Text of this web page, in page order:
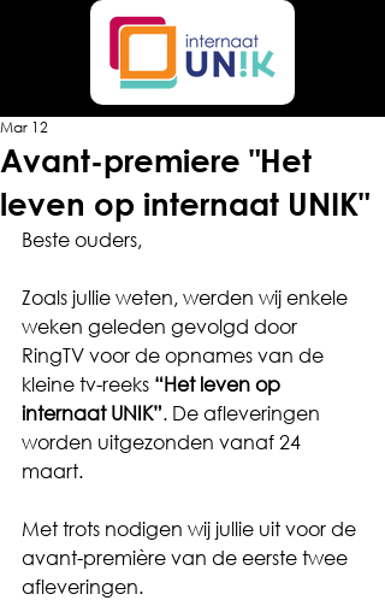
Avant-premiere "Het
leven op internaat UNIK"
Mar 12
Beste ouders,
Zoals jullie weten, werden wij enkele
weken geleden gevolgd door
RingTV voor de opnames van de
kleine tv-reeks “Het leven op
internaat UNIK”. De afleveringen
worden uitgezonden vanaf 24
maart.
Met trots nodigen wij jullie uit voor de
avant-première van de eerste twee
afleveringen.